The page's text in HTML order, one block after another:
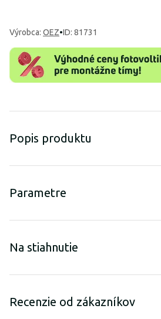
Výrobca: OEZ•ID: 81731
Popis produktu
Parametre
Na stiahnutie
Recenzie od zákazníkov